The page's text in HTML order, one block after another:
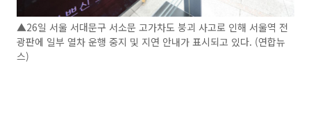
▲26일 서울 서대문구 서소문 고가차도 붕괴 사고로 인해 서울역 전
광판에 일부 열차 운행 중지 및 지연 안내가 표시되고 있다. (연합뉴
스)